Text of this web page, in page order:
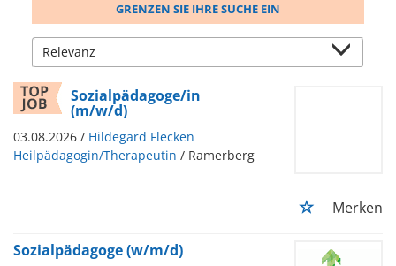
GRENZEN SIE IHRE SUCHE EIN
Sozialpädagoge/in
(m/w/d)
03.08.2026 / Hildegard Flecken
Heilpädagogin/Therapeutin / Ramerberg
Merken
Sozialpädagoge (w/m/d)